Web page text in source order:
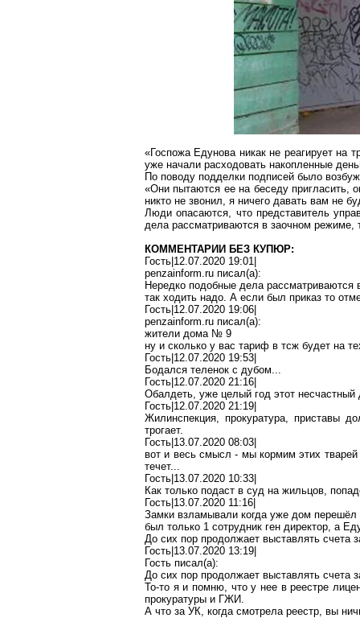
«Госпожа Едунованикак не реагирует на
уже начали расходовать накопленные
По поводу подделки подписей было
«Они пытаются ее на беседу пригласить,
никто не звонил, я ничего давать вам не
Люди опасаются, что представитель
дела рассматриваются в заочном режиме,
КОММЕНТАРИИ БЕЗ КУПЮР:
Гость|12.07.2020 19:01|
penzainform.ru писал(a):
Нередко подобные дела рассматриваются
так ходить надо. А если был приказ то
Гость|12.07.2020 19:06|
penzainform.ru писал(a):
жители дома № 9
ну и сколько у вас тариф в тсж будет на
Гость|12.07.2020 19:53|
Бодался теленок с дубом...
Гость|12.07.2020 21:16|
Обалдеть, уже целый год этот
Гость|12.07.2020 21:19|
Жилинспекция, прокуратура, приставы
трогает.
Гость|13.07.2020 08:03|
вот и весь смысл - мы кормим этих
течет...
Гость|13.07.2020 10:33|
Как только подаст в суд на жильцов,
Гость|13.07.2020 11:16|
Замкивзламывали когда уже дом
был только 1 сотрудник ген директор, а
До сих пор продолжает выставлять счета
Гость|13.07.2020 13:19|
Гость писал(a):
До сих пор продолжает выставлять счета
То-то я и помню, что у нее в реестре
прокуратуры и ГЖИ.
А что за УК, когда смотрела реестр, вы